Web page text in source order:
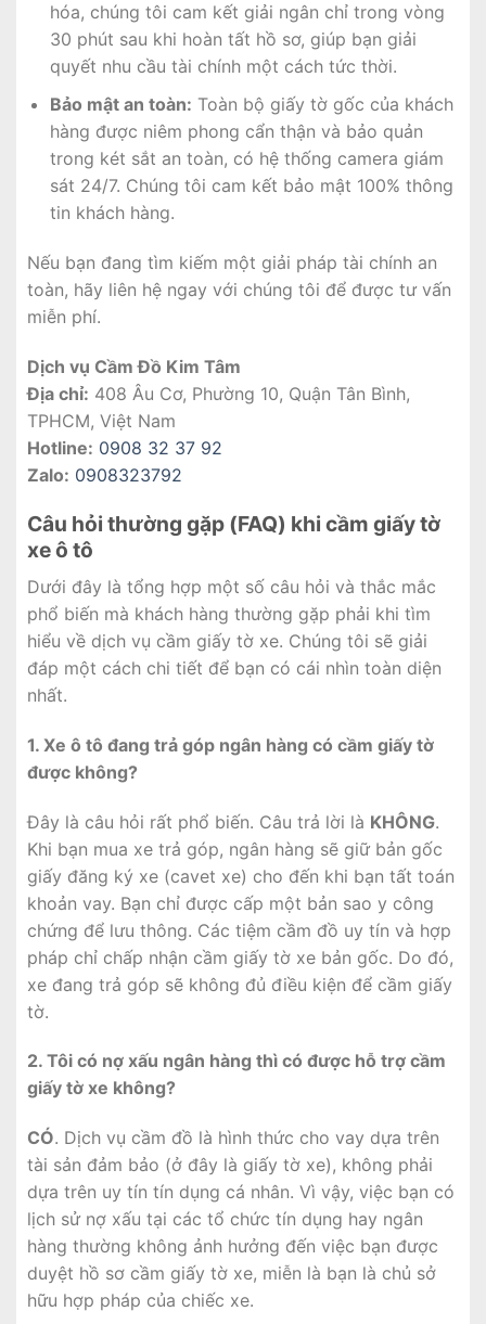
hóa, chúng tôi cam kết giải ngân chỉ trong vòng
30 phút sau khi hoàn tất hồ sơ, giúp bạn giải
quyết nhu cầu tài chính một cách tức thời.
Bảo mật an toàn: Toàn bộ giấy tờ gốc của khách
hàng được niêm phong cẩn thận và bảo quản
trong két sắt an toàn, có hệ thống camera giám
sát 24/7. Chúng tôi cam kết bảo mật 100% thông
tin khách hàng.
Nếu bạn đang tìm kiếm một giải pháp tài chính an
toàn, hãy liên hệ ngay với chúng tôi để được tư vấn
miễn phí.
Dịch vụ Cầm Đồ Kim Tâm
Địa chỉ: 408 Âu Cơ, Phường 10, Quận Tân Bình,
TPHCM, Việt Nam
Hotline: 0908 32 37 92
Zalo: 0908323792
Câu hỏi thường gặp (FAQ) khi cầm giấy tờ
xe ô tô
Dưới đây là tổng hợp một số câu hỏi và thắc mắc
phổ biến mà khách hàng thường gặp phải khi tìm
hiểu về dịch vụ cầm giấy tờ xe. Chúng tôi sẽ giải
đáp một cách chi tiết để bạn có cái nhìn toàn diện
nhất.
1. Xe ô tô đang trả góp ngân hàng có cầm giấy tờ
được không?
Đây là câu hỏi rất phổ biến. Câu trả lời là KHÔNG.
Khi bạn mua xe trả góp, ngân hàng sẽ giữ bản gốc
giấy đăng ký xe (cavet xe) cho đến khi bạn tất toán
khoản vay. Bạn chỉ được cấp một bản sao y công
chứng để lưu thông. Các tiệm cầm đồ uy tín và hợp
pháp chỉ chấp nhận cầm giấy tờ xe bản gốc. Do đó,
xe đang trả góp sẽ không đủ điều kiện để cầm giấy
tờ.
2. Tôi có nợ xấu ngân hàng thì có được hỗ trợ cầm
giấy tờ xe không?
CÓ. Dịch vụ cầm đồ là hình thức cho vay dựa trên
tài sản đảm bảo (ở đây là giấy tờ xe), không phải
dựa trên uy tín tín dụng cá nhân. Vì vậy, việc bạn có
lịch sử nợ xấu tại các tổ chức tín dụng hay ngân
hàng thường không ảnh hưởng đến việc bạn được
duyệt hồ sơ cầm giấy tờ xe, miễn là bạn là chủ sở
hữu hợp pháp của chiếc xe.